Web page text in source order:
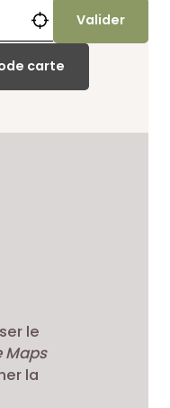
Valider
carte
le
Maps
la